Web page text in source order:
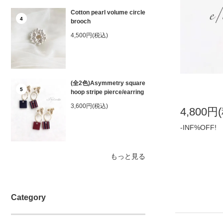
4
Cotton pearl volume circle
brooch
4,500円(税込)
5
(全2色)Asymmetry square
hoop stripe pierce/earring
3,600円(税込)
もっと見る
Category
4,800円
-INF%OFF!